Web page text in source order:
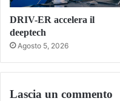
DRIV-ER accelera il
deeptech
Agosto 5, 2026
Lascia un commento